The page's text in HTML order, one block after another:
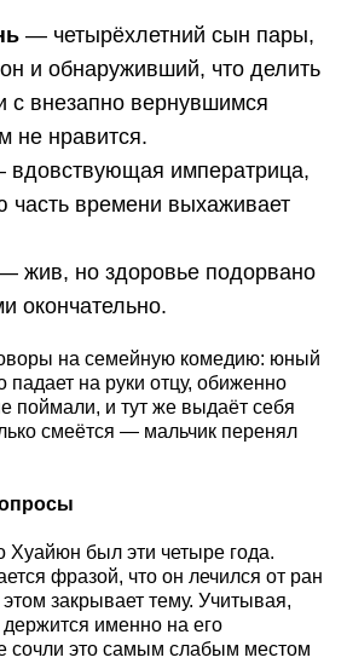
— четырёхлетний сын пары,
и обнаруживший, что делить
с внезапно вернувшимся
не нравится.
императрица,
часть времени выхаживает
жив, но здоровье подорвано
окончательно.
на семейную комедию: юный
падает на руки отцу, обиженно
поймали, и тут же выдаёт себя
смеётся — мальчик перенял
был эти четыре года.
фразой, что он лечился от ран
закрывает тему. Учитывая,
держится именно на его
сочли это самым слабым местом